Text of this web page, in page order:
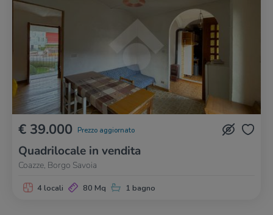
€ 39.000 Prezzo aggiornato
Quadrilocale in vendita
Coazze, Borgo Savoia
4 locali 80 Mq 1 bagno